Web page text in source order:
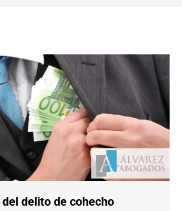
delito de cohecho